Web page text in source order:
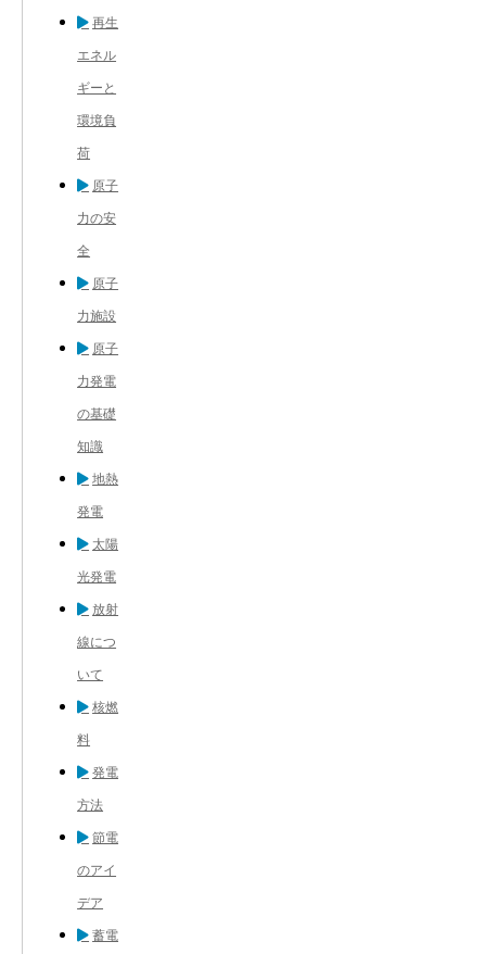
再生
エネル
ギーと
環境負
荷
原子
力の安
全
原子
力施設
原子
力発電
の基礎
知識
地熱
発電
太陽
光発電
放射
線につ
いて
核燃
料
発電
方法
節電
のアイ
デア
蓄電